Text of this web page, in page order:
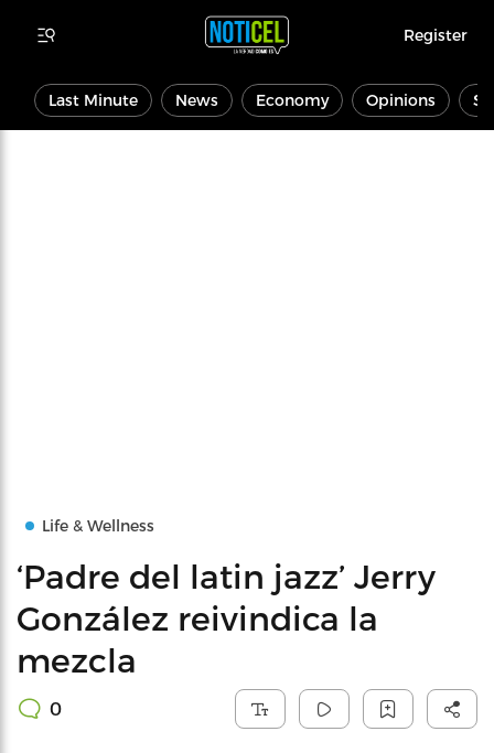
Register
Last Minute News Economy Opinions
Life & Wellness
‘Padre del latin jazz’ Jerry
González reivindica la
mezcla
0